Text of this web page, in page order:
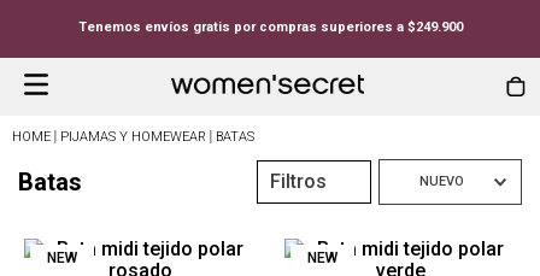
Tenemos envíos gratis por compras superiores a $249.900
PIJAMAS Y HOMEWEAR BATAS
Batas Filtros NUEVO
NEW NEW